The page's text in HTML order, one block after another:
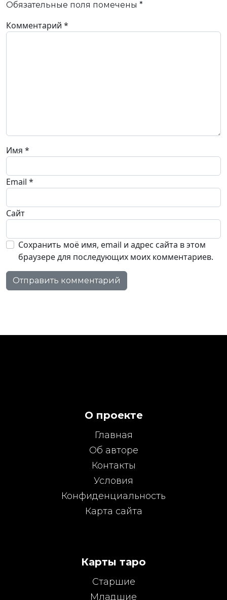
Обязательные поля помечены *
Комментарий *
Имя *
Email *
Сайт
Сохранить моё имя, email и адрес сайта в этом
браузере для последующих моих комментариев.
О проекте
Главная
Об авторе
Контакты
Условия
Конфиденциальность
Карта сайта
Карты таро
Старшие
Младшие